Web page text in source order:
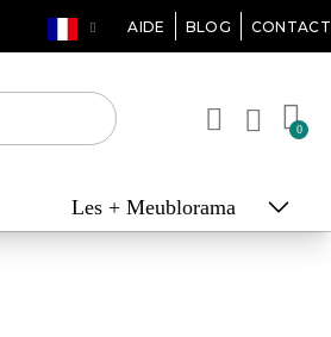
AIDE BLOG CONTACT
Les + Meublorama